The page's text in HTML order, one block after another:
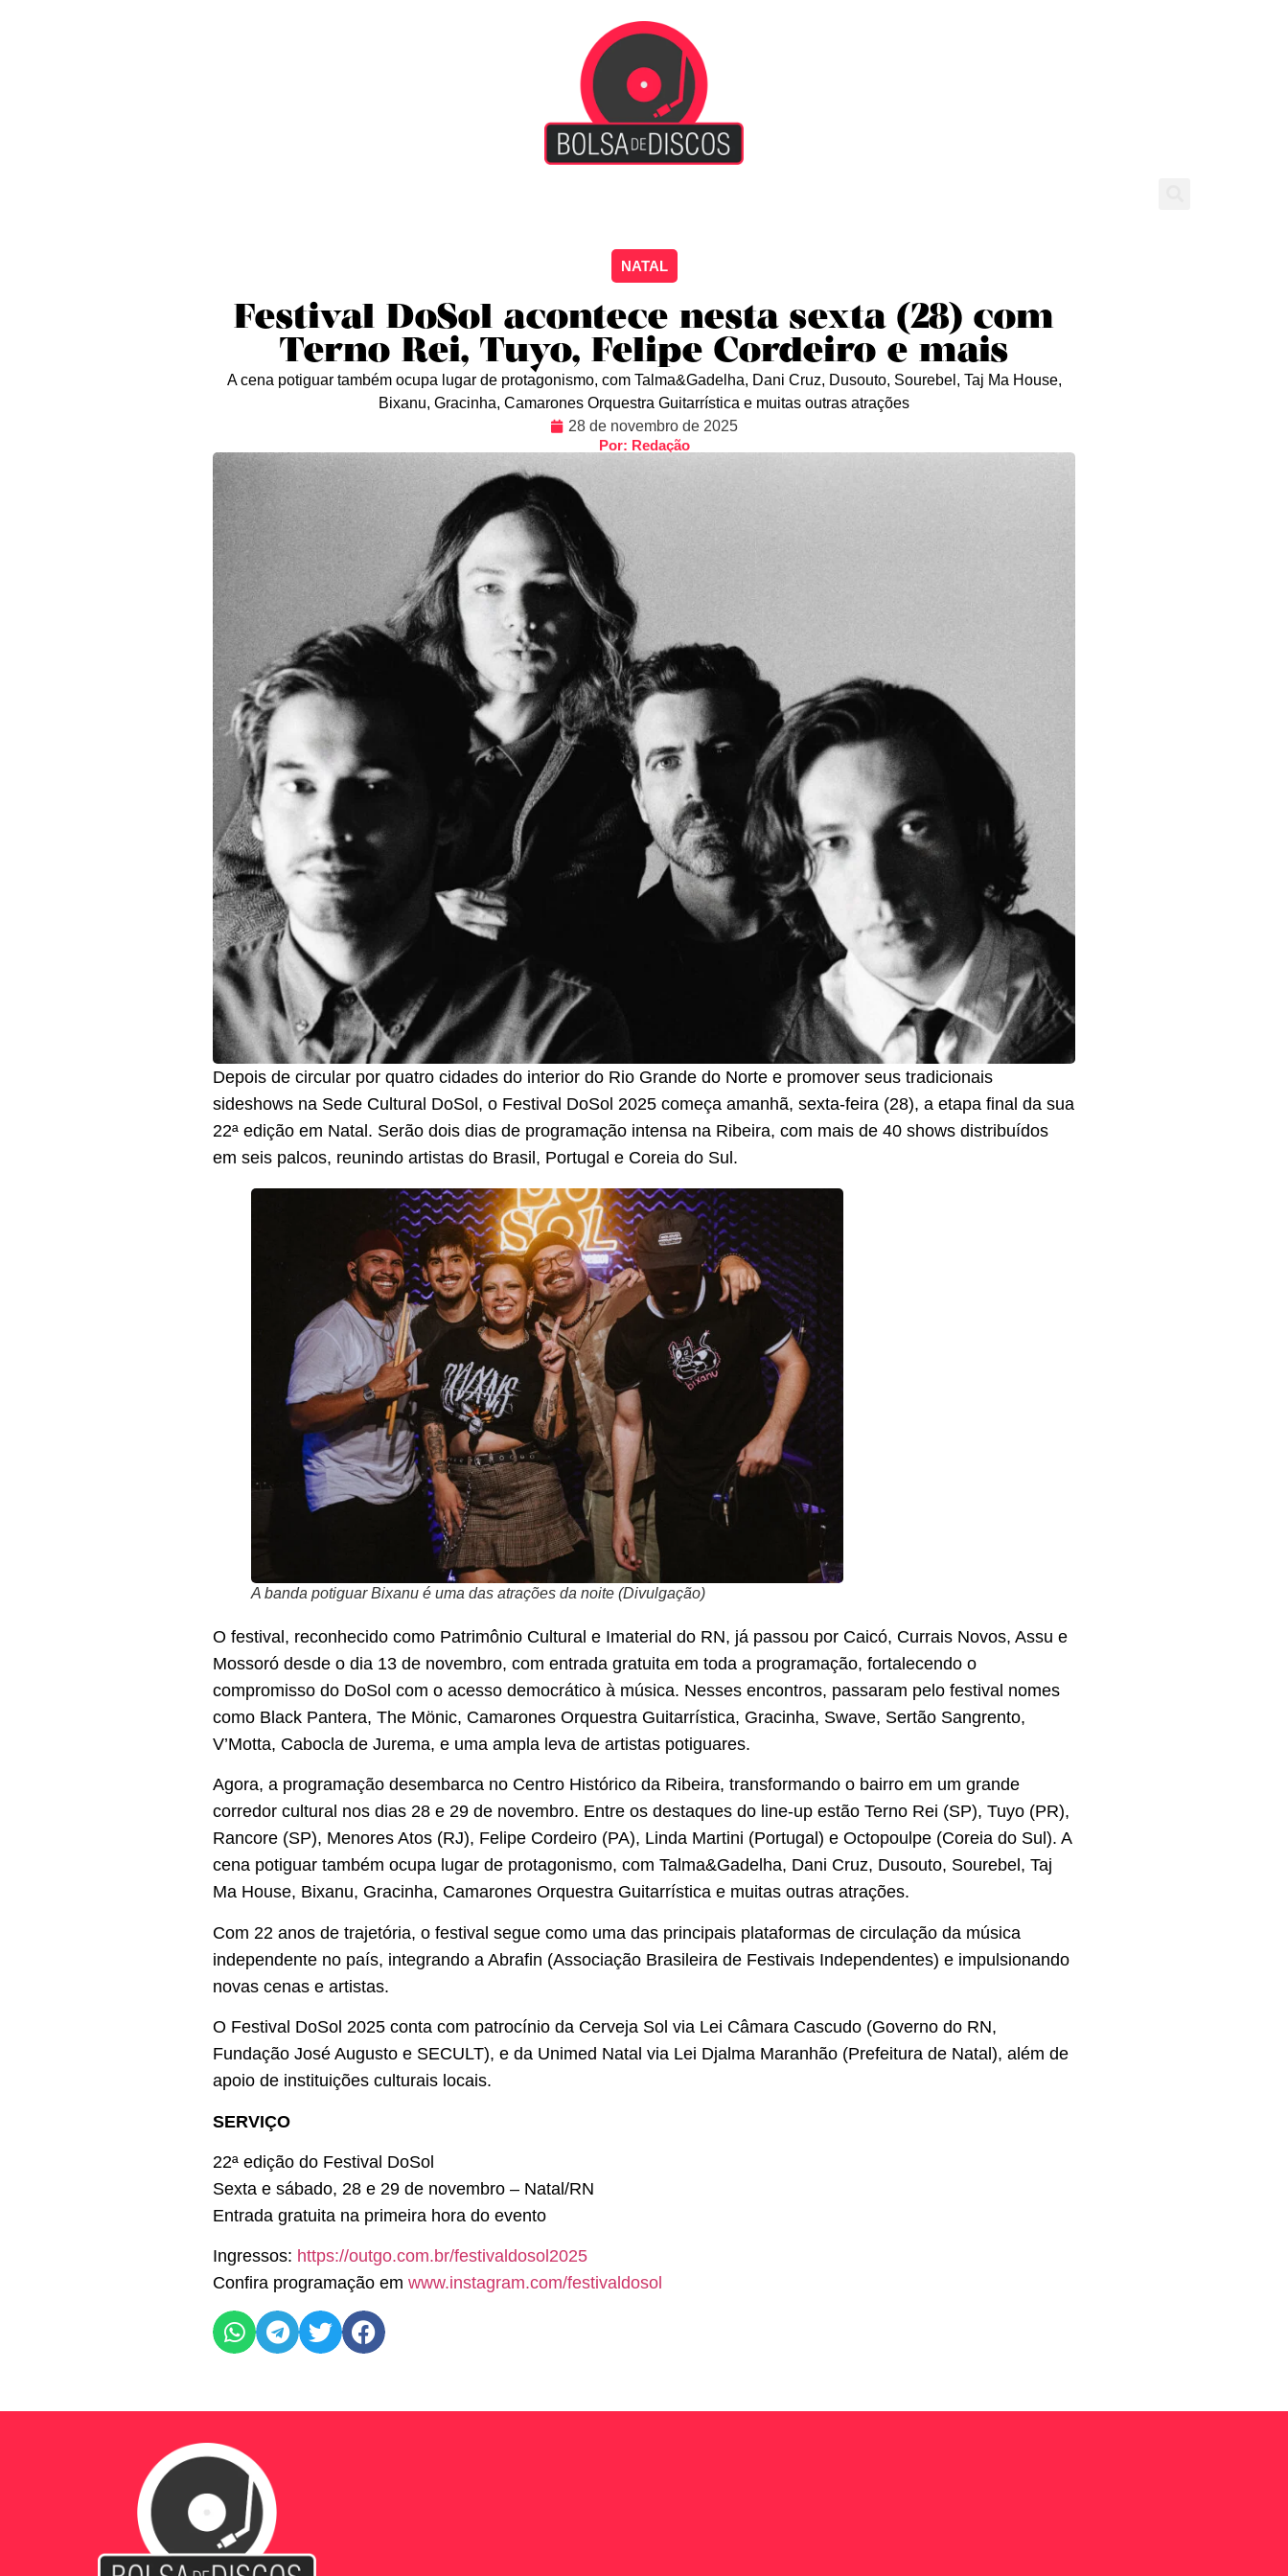
NATAL
Festival DoSol acontece nesta sexta (28) com
Terno Rei, Tuyo, Felipe Cordeiro e mais
A cena potiguar também ocupa lugar de protagonismo, com Talma&Gadelha, Dani Cruz, Dusouto, Sourebel, Taj Ma House,
Bixanu, Gracinha, Camarones Orquestra Guitarrística e muitas outras atrações
28 de novembro de 2025
Por: Redação
Depois de circular por quatro cidades do interior do Rio Grande do Norte e promover seus tradicionais
sideshows na Sede Cultural DoSol, o Festival DoSol 2025 começa amanhã, sexta-feira (28), a etapa final da sua
22ª edição em Natal. Serão dois dias de programação intensa na Ribeira, com mais de 40 shows distribuídos
em seis palcos, reunindo artistas do Brasil, Portugal e Coreia do Sul.
A banda potiguar Bixanu é uma das atrações da noite (Divulgação)
O festival, reconhecido como Patrimônio Cultural e Imaterial do RN, já passou por Caicó, Currais Novos, Assu e
Mossoró desde o dia 13 de novembro, com entrada gratuita em toda a programação, fortalecendo o
compromisso do DoSol com o acesso democrático à música. Nesses encontros, passaram pelo festival nomes
como Black Pantera, The Mönic, Camarones Orquestra Guitarrística, Gracinha, Swave, Sertão Sangrento,
V’Motta, Cabocla de Jurema, e uma ampla leva de artistas potiguares.
Agora, a programação desembarca no Centro Histórico da Ribeira, transformando o bairro em um grande
corredor cultural nos dias 28 e 29 de novembro. Entre os destaques do line-up estão Terno Rei (SP), Tuyo (PR),
Rancore (SP), Menores Atos (RJ), Felipe Cordeiro (PA), Linda Martini (Portugal) e Octopoulpe (Coreia do Sul). A
cena potiguar também ocupa lugar de protagonismo, com Talma&Gadelha, Dani Cruz, Dusouto, Sourebel, Taj
Ma House, Bixanu, Gracinha, Camarones Orquestra Guitarrística e muitas outras atrações.
Com 22 anos de trajetória, o festival segue como uma das principais plataformas de circulação da música
independente no país, integrando a Abrafin (Associação Brasileira de Festivais Independentes) e impulsionando
novas cenas e artistas.
O Festival DoSol 2025 conta com patrocínio da Cerveja Sol via Lei Câmara Cascudo (Governo do RN,
Fundação José Augusto e SECULT), e da Unimed Natal via Lei Djalma Maranhão (Prefeitura de Natal), além de
apoio de instituições culturais locais.
SERVIÇO
22ª edição do Festival DoSol
Sexta e sábado, 28 e 29 de novembro – Natal/RN
Entrada gratuita na primeira hora do evento
Ingressos: https://outgo.com.br/festivaldosol2025
Confira programação em www.instagram.com/festivaldosol